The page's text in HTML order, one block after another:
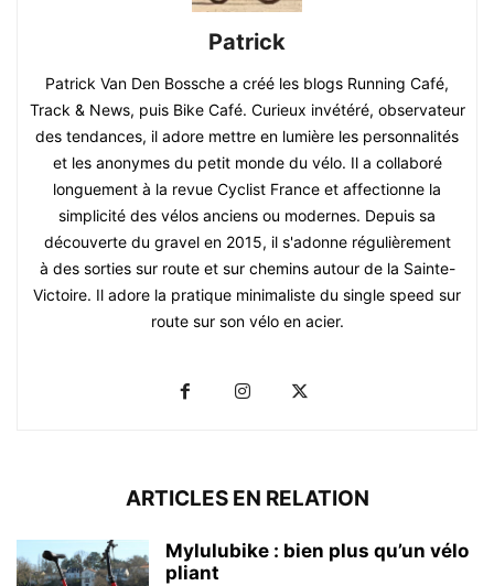
Patrick
Patrick Van Den Bossche a créé les blogs Running Café,
Track & News, puis Bike Café. Curieux invétéré, observateur
des tendances, il adore mettre en lumière les personnalités
et les anonymes du petit monde du vélo. Il a collaboré
longuement à la revue Cyclist France et affectionne la
simplicité des vélos anciens ou modernes. Depuis sa
découverte du gravel en 2015, il s'adonne régulièrement
à des sorties sur route et sur chemins autour de la Sainte-
Victoire. Il adore la pratique minimaliste du single speed sur
route sur son vélo en acier.
ARTICLES EN RELATION
Mylulubike : bien plus qu’un vélo
pliant